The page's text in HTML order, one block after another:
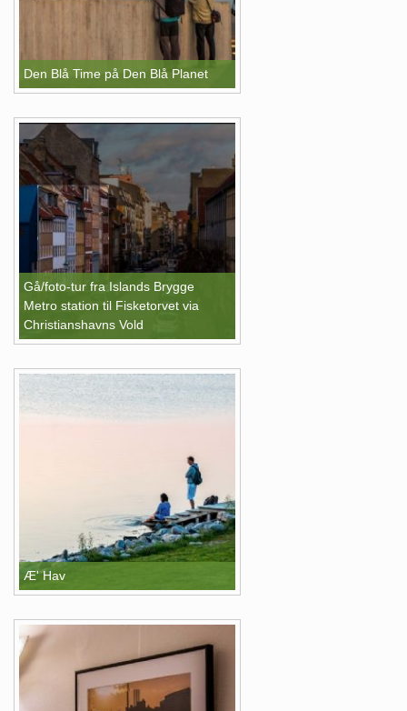
Den Blå Time på Den Blå Planet
Gå/foto-tur fra Islands Brygge
Metro station til Fisketorvet via
Christianshavns Vold
Æ' Hav